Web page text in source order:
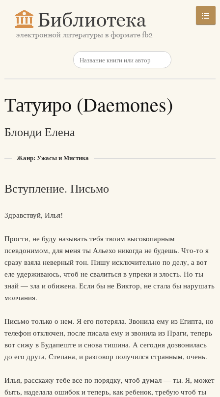
Татуиро (Daemones)
Блонди Елена
Жанр: Ужасы и Мистика
Вступление. Письмо
Здравствуй, Илья!
Прости, не буду называть тебя твоим высокопарным
псевдонимом, для меня ты Альехо никогда не будешь. Что-то я
сразу взяла неверный тон. Пишу исключительно по делу, а вот
еле удерживаюсь, чтоб не свалиться в упреки и злость. Но ты
знай — зла и обижена. Если бы не Виктор, не стала бы нарушать
молчания.
Письмо только о нем. Я его потеряла. Звонила ему из Египта, но
телефон отключен, после писала ему и звонила из Праги, теперь
вот сижу в Будапеште и снова тишина. А сегодня дозвонилась
до его друга, Степана, и разговор получился странным, очень.
Илья, расскажу тебе все по порядку, чтоб думал — ты. Я, может
быть, наделала ошибок и теперь, как ребенок, требую чтоб ты